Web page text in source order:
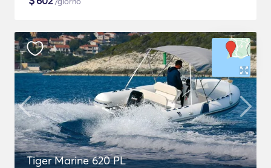
Tiger Marine 620 PL